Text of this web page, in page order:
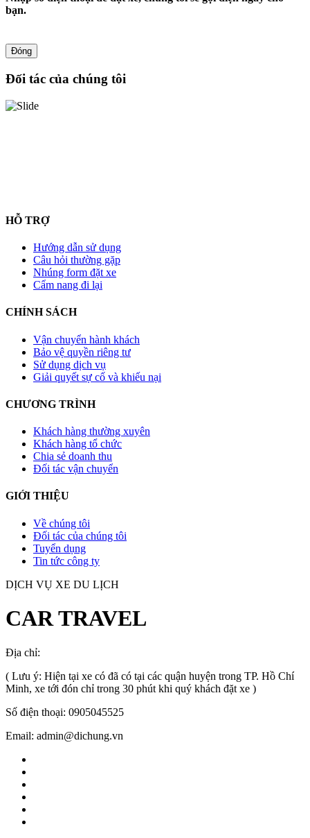
bạn.
Đóng
Đối tác của chúng tôi
HỖ TRỢ
Hướng dẫn sử dụng
Câu hỏi thường gặp
Nhúng form đặt xe
Cẩm nang đi lại
CHÍNH SÁCH
Vận chuyển hành khách
Bảo vệ quyền riêng tư
Sử dụng dịch vụ
Giải quyết sự cố và khiếu nại
CHƯƠNG TRÌNH
Khách hàng thường xuyên
Khách hàng tổ chức
Chia sẻ doanh thu
Đối tác vận chuyển
GIỚI THIỆU
Về chúng tôi
Đối tác của chúng tôi
Tuyển dụng
Tin tức công ty
DỊCH VỤ XE DU LỊCH
CAR TRAVEL
Địa chỉ:
( Lưu ý: Hiện tại xe có đã có tại các quận huyện trong TP. Hồ Chí
Minh, xe tới đón chỉ trong 30 phút khi quý khách đặt xe )
Số điện thoại: 0905045525
Email: admin@dichung.vn